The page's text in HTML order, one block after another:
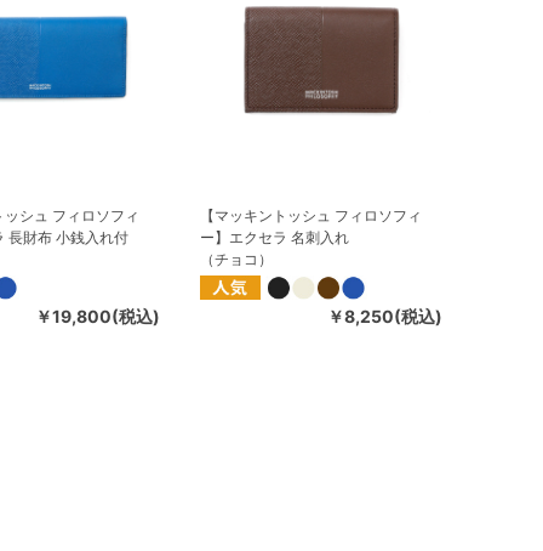
シュ フィロソフィ
長財布 小銭入れ付
￥19,800(税込)
【マッキントッシュ フィロソフィ
ー】エクセラ 名刺入れ
（チョコ）
￥8,250(税込)